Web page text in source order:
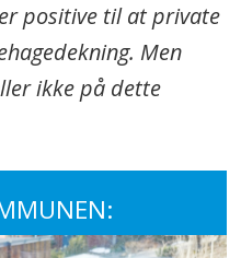
positive til at private
Men
ikke på dette